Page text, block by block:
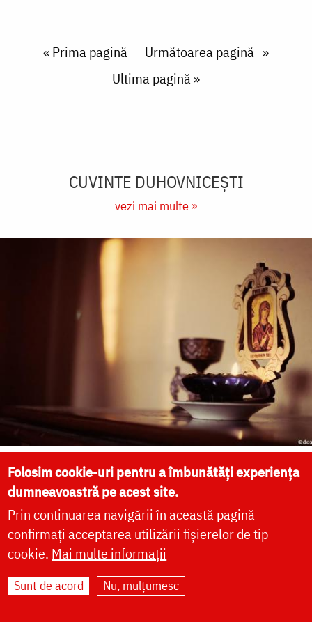
PaginareFirst page
« Prima pagină Next page
Următoarea pagină
Last page
Ultima pagină »
CUVINTE DUHOVNICEȘTI
vezi mai multe »
Maica Domnului, singura noastră
nădejde
Postul, privegherile și
rugăciunea sunt trepte către
viața veșnică
Folosim cookie-uri pentru a îmbunătăți experiența
dumneavoastră pe acest site.
Prin continuarea navigării în această pagină
confirmați acceptarea utilizării fișierelor de tip
cookie. Mai multe informații
Sunt de acord Nu, mulțumesc